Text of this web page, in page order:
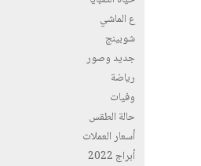
ع الماشي
شوبينج
جديد وصور
رياضة
وفيات
حالة الطقس
أسعار العملات
أبراج 2022